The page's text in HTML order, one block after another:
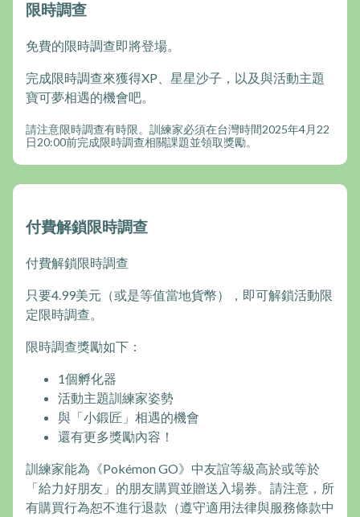
限時調查
免費的限時調查即將登場。
完成限時調查來獲得XP、星星沙子，以及與活動主題
寶可夢相遇的機會吧。
請注意限時調查有時限。訓練家必須在台灣時間2025年4月22
日20:00前完成限時調查相關課題並領取獎勵。
付費解鎖限時調查
付費解鎖限時調查
只要4.99美元（或是等值當地貨幣），即可解鎖活動限
定限時調查。
限時調查獎勵如下：
1個孵化器
活動主題訓練家姿勢
與「小鍛匠」相遇的機會
還有更多獎勵內容！
訓練家能為《Pokémon GO》中友誼等級高於或等於
「給力好朋友」的朋友購買並贈送入場券。請注意，所
有購買行為恕不進行退款（遵守適用法律與服務條款中